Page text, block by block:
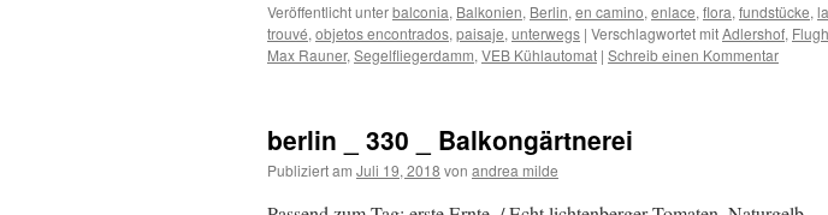
Veröffentlicht unterbalconia, Balkonien, Berlin, en camino, enlace, flora, fundstücke,
trouvé, objetos encontrados, paisaje, unterwegs | Verschlagwortet mitAdlershof,
Max Rauner, Segelfliegerdamm, VEB Kühlautomat | Schreib einen Kommentar
berlin _ 330 _ Balkongärtnerei
Publiziert am Juli 19, 2018 von andrea milde